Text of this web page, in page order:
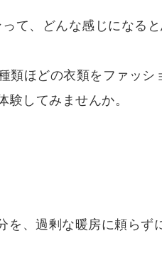
て、どんな感じになると
類ほどの衣類をファッシ
験してみませんか。
、過剰な暖房に頼らず